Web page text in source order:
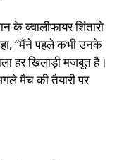
के क्वालीफायर शिंतारो
“मैंने पहले कभी उनके
हर खिलाड़ी मजबूत है।
मैच की तैयारी पर